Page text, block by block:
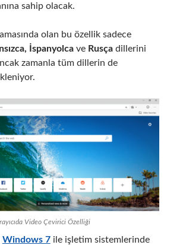
sahip olacak.
olan bu özellik sadece
İspanyolcave Rusçadillerini
zamanla tüm dillerin de
Video Çevirici Özelliği
Windows 7ile işletim sistemlerinde